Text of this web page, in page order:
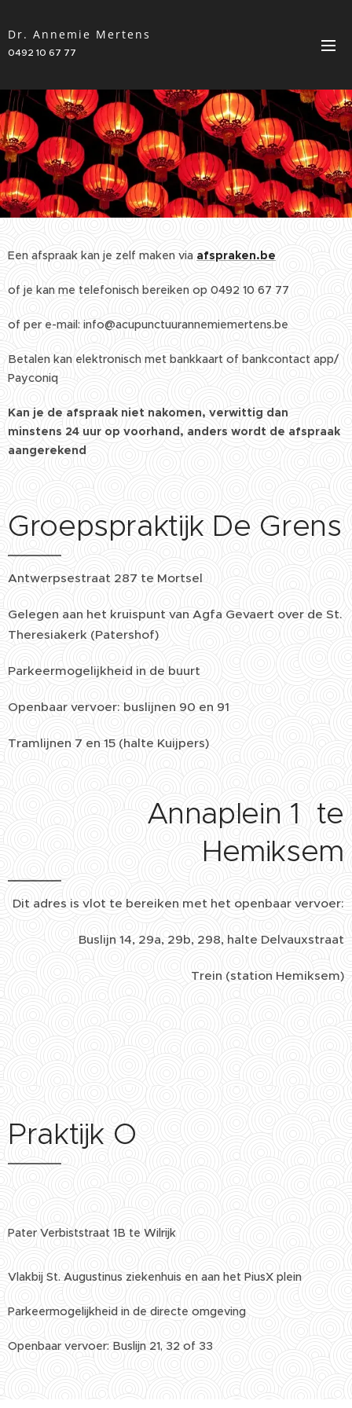
Dr. Annemie Mertens
0492 10 67 77
Een afspraak kan je zelf maken via afspraken.be
of je kan me telefonisch bereiken op 0492 10 67 77
of per e-mail: info@acupunctuurannemiemertens.be
Betalen kan elektronisch met bankkaart of bankcontact app/
Payconiq
Kan je de afspraak niet nakomen, verwittig dan
minstens 24 uur op voorhand, anders wordt de afspraak
aangerekend
Groepspraktijk De Grens
Antwerpsestraat 287 te Mortsel
Gelegen aan het kruispunt van Agfa Gevaert over de St.
Theresiakerk (Patershof)
Parkeermogelijkheid in de buurt
Openbaar vervoer: buslijnen 90 en 91
Tramlijnen 7 en 15 (halte Kuijpers)
Annaplein 1 te
Hemiksem
Dit adres is vlot te bereiken met het openbaar vervoer:
Buslijn 14, 29a, 29b, 298, halte Delvauxstraat
Trein (station Hemiksem)
Praktijk O
Pater Verbiststraat 1B te Wilrijk
Vlakbij St. Augustinus ziekenhuis en aan het PiusX plein
Parkeermogelijkheid in de directe omgeving
Openbaar vervoer: Buslijn 21, 32 of 33